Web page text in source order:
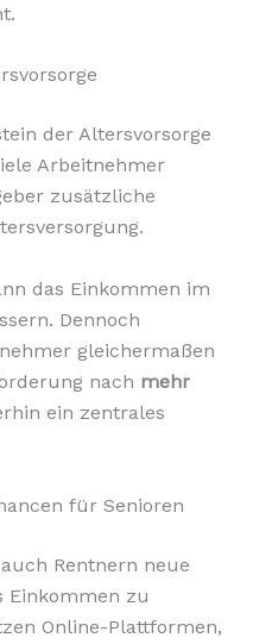
der Altersvorsorge
Arbeitnehmer
zusätzliche
das Einkommen im
Dennoch
gleichermaßen
nach mehr
ein zentrales
für Senioren
Rentnern neue
Einkommen zu
Online-Plattformen,